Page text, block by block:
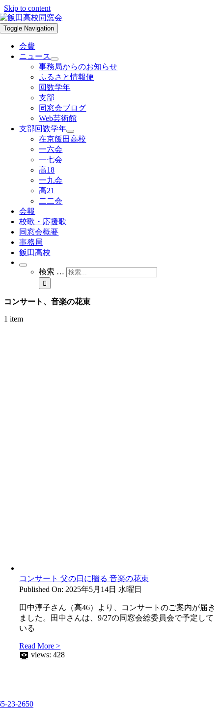
Skip to content
Toggle Navigation
会費
ニュース
事務局からのお知らせ
ふるさと情報便
回数学年
支部
同窓会ブログ
Web芸術館
支部回数学年
在京飯田高校
一六会
一七会
高18
一九会
高21
二二会
会報
校歌・応援歌
同窓会概要
事務局
飯田高校
検索 …
コンサート、音楽の花束
1 item
コンサート 父の日に贈る 音楽の花束
Published On: 2025年5月14日 水曜日
田中淳子さん（高46）より、コンサートのご案内が届き
ました。田中さんは、9/27の同窓会総委員会で予定して
いる
Read More >
views: 428
23-2650